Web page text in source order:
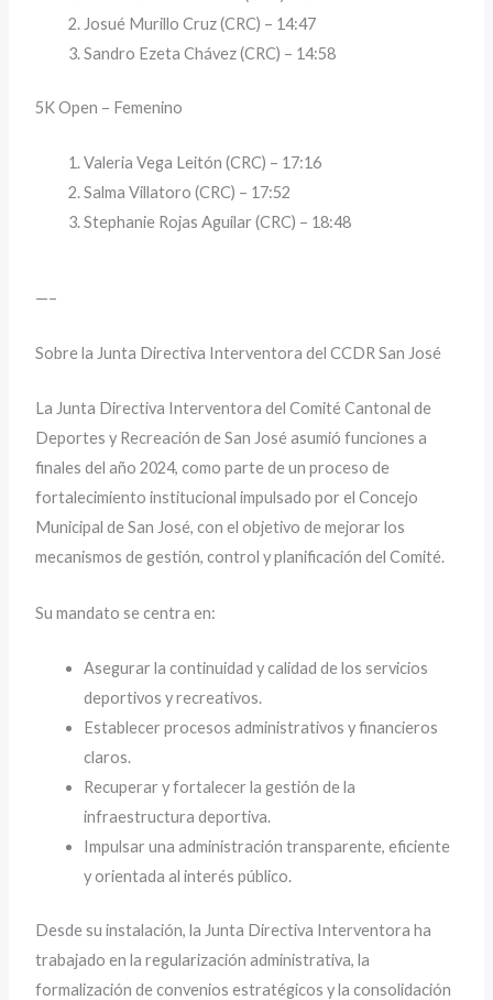
Josué Murillo Cruz (CRC) – 14:47
Sandro Ezeta Chávez (CRC) – 14:58
5K Open – Femenino
Valeria Vega Leitón (CRC) – 17:16
Salma Villatoro (CRC) – 17:52
Stephanie Rojas Aguilar (CRC) – 18:48
—–
Sobre la Junta Directiva Interventora del CCDR San José
La Junta Directiva Interventora del Comité Cantonal de
Deportes y Recreación de San José asumió funciones a
finales del año 2024, como parte de un proceso de
fortalecimiento institucional impulsado por el Concejo
Municipal de San José, con el objetivo de mejorar los
mecanismos de gestión, control y planificación del Comité.
Su mandato se centra en:
Asegurar la continuidad y calidad de los servicios
deportivos y recreativos.
Establecer procesos administrativos y financieros
claros.
Recuperar y fortalecer la gestión de la
infraestructura deportiva.
Impulsar una administración transparente, eficiente
y orientada al interés público.
Desde su instalación, la Junta Directiva Interventora ha
trabajado en la regularización administrativa, la
formalización de convenios estratégicos y la consolidación